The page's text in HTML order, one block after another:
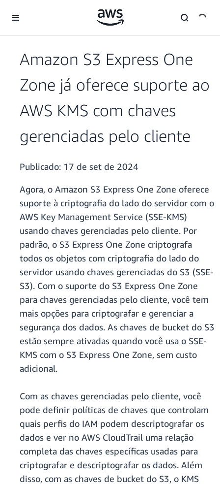
Pular para o conteúdo principal
Amazon S3 Express One
Zone já oferece suporte ao
AWS KMS com chaves
gerenciadas pelo cliente
Publicado: 17 de set de 2024
Agora, o Amazon S3 Express One Zone oferece
suporte à criptografia do lado do servidor com o
AWS Key Management Service (SSE-KMS)
usando chaves gerenciadas pelo cliente. Por
padrão, o S3 Express One Zone criptografa
todos os objetos com criptografia do lado do
servidor usando chaves gerenciadas do S3 (SSE-
S3). Com o suporte do S3 Express One Zone
para chaves gerenciadas pelo cliente, você tem
mais opções para criptografar e gerenciar a
segurança dos dados. As chaves de bucket do S3
estão sempre ativadas quando você usa o SSE-
KMS com o S3 Express One Zone, sem custo
adicional.
Com as chaves gerenciadas pelo cliente, você
pode definir políticas de chaves que controlam
quais perfis do IAM podem descriptografar os
dados e ver no AWS CloudTrail uma relação
completa das chaves específicas usadas para
criptografar e descriptografar os dados. Além
disso, com as chaves de bucket do S3, o KMS